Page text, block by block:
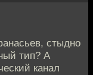
стыдно
тип? А
канал